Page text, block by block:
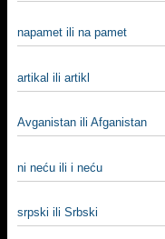
napamet ili na pamet
artikal ili artikl
Avganistan ili Afganistan
ni neću ili i neću
srpski ili Srbski